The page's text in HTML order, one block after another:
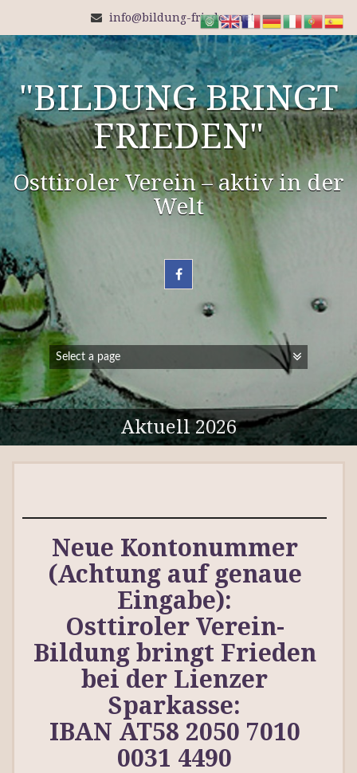
info@bildung-frieden.net
"BILDUNG BRINGT
FRIEDEN"
Osttiroler Verein – aktiv in der
Welt
Aktuell 2026
Neue Kontonummer
(Achtung auf genaue
Eingabe):
Osttiroler Verein-
Bildung bringt Frieden
bei der Lienzer
Sparkasse:
IBAN AT58 2050 7010
0031 4490